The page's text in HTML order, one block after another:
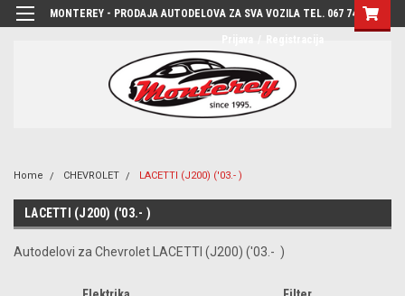
MONTEREY - PRODAJA AUTODELOVA ZA SVA VOZILA TEL. 067 7444-780
Home CHEVROLET LACETTI (J200) ('03.- )
LACETTI (J200) ('03.- )
Autodelovi za Chevrolet LACETTI (J200) ('03.- )